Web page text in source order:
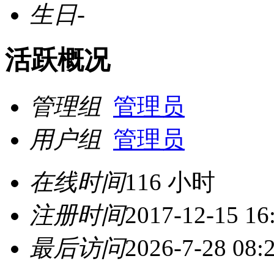
生日-
活跃概况
管理组 管理员
用户组 管理员
在线时间116 小时
注册时间2017-12-15
最后访问2026-7-28